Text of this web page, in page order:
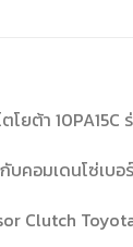
ยต้า 10PA15C
คอมเดนโซ่เบอร์
Clutch